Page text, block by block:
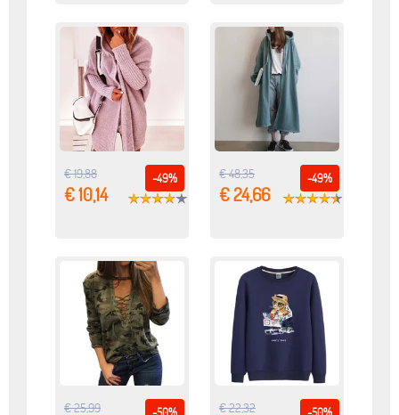
-49%
€ 19,88
€ 10,14
-49%
€ 48,35
€ 24,66
€ 25,99 € 22,32